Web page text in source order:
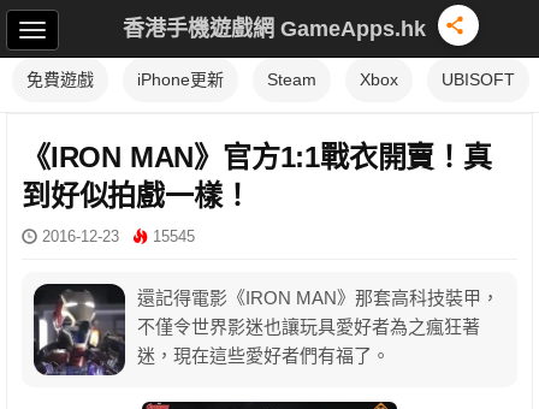
香港手機遊戲網 GameApps.hk
免費遊戲 iPhone更新 Steam Xbox UBISOFT
《IRON MAN》官方1:1戰衣開賣！真
到好似拍戲一樣！
2016-12-23 15545
還記得電影《IRON MAN》那套高科技裝甲，
不僅令世界影迷也讓玩具愛好者為之瘋狂著
迷，現在這些愛好者們有福了。